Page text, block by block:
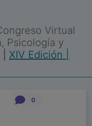
Virtual
Psicología y
XIV Edición |
0